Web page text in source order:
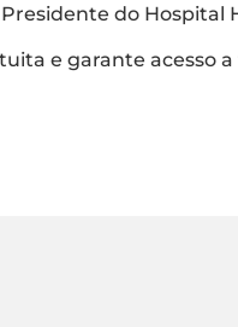
do Hospital
e garante acesso